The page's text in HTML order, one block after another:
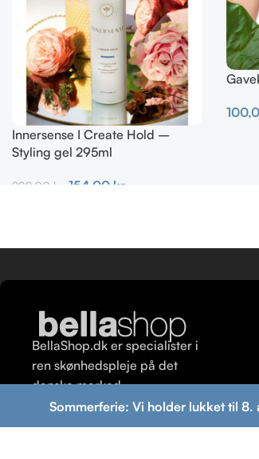
Sommerferie: Vi holder lukket til 8.
Innersense I Create Hold –
Styling gel 295ml
220,00 kr. 154,00 kr.
BellaShop.dk er specialister i
ren skønhedspleje på det
danske marked.